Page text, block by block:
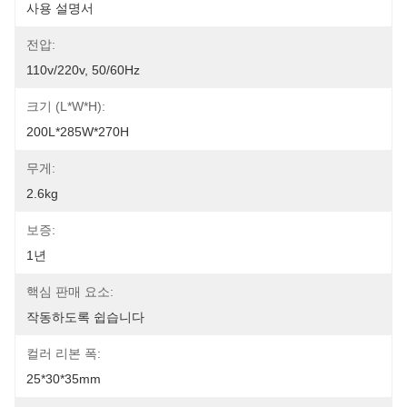
사용 설명서
전압:
110v/220v, 50/60Hz
크기 (L*W*H):
200L*285W*270H
무게:
2.6kg
보증:
1년
핵심 판매 요소:
작동하도록 쉽습니다
컬러 리본 폭:
25*30*35mm